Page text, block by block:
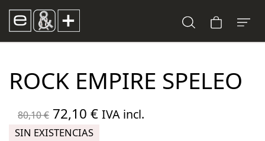
ROCK EMPIRE SPELEO
80,10€ El
precio
72,10 €El
IVA incl.
SIN EXISTENCIAS